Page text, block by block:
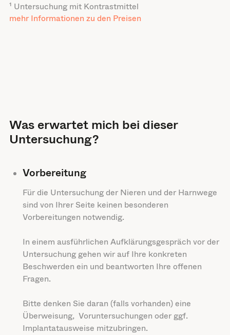
¹ Untersuchung mit Kontrastmittel
mehr Informationen zu den Preisen
Was erwartet mich bei dieser
Untersuchung?
Vorbereitung
Für die Untersuchung der Nieren und der Harnwege
sind von Ihrer Seite keinen besonderen
Vorbereitungen notwendig.
In einem ausführlichen Aufklärungsgespräch vor der
Untersuchung gehen wir auf Ihre konkreten
Beschwerden ein und beantworten Ihre offenen
Fragen.
Bitte denken Sie daran (falls vorhanden) eine
Überweisung, Voruntersuchungen oder ggf.
Implantatausweise mitzubringen.